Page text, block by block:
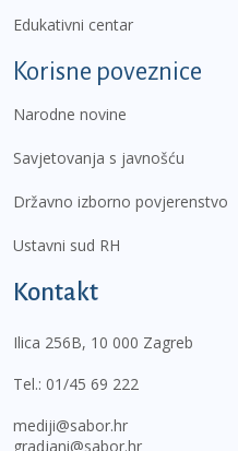
Edukativni centar
Korisne poveznice
Narodne novine
Savjetovanja s javnošću
Državno izborno povjerenstvo
Ustavni sud RH
Kontakt
Ilica 256B, 10 000 Zagreb
Tel.: 01/45 69 222
mediji@sabor.hr
gradjani@sabor.hr